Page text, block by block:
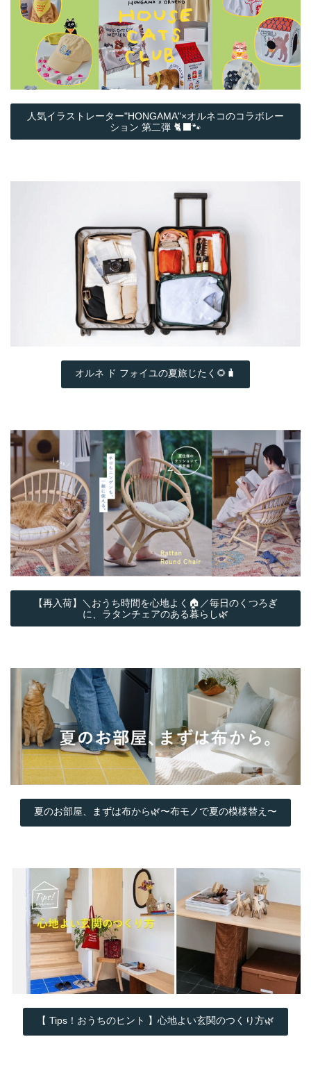
人気イラストレーター"HONGAMA"×オルネコの​コラボレー
ション 第二弾 🐈‍⬛🐾
オルネ ド フォイユの夏旅じたく🌻🧳
【再入荷】＼おうち時間を心地よく🏠／毎日のくつろぎ
に、ラタンチェアのある暮らし🌿
夏のお部屋、まずは布から🌿〜布モノで夏の模様替え〜
【 Tips！おうちのヒント 】心地よい玄関のつくり方🌿